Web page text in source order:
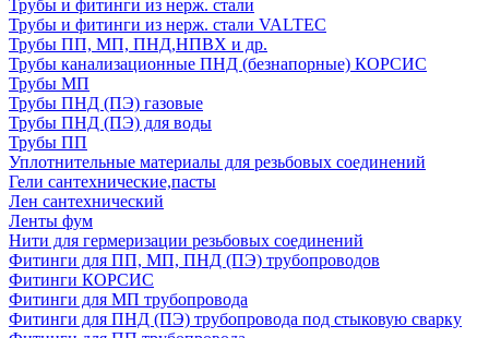
Трубы и фитинги из нерж. стали
Трубы и фитинги из нерж. стали VALTEC
Трубы ПП, МП, ПНД,НПВХ и др.
Трубы канализационные ПНД (безнапорные) КОРСИС
Трубы МП
Трубы ПНД (ПЭ) газовые
Трубы ПНД (ПЭ) для воды
Трубы ПП
Уплотнительные материалы для резьбовых соединений
Гели сантехнические,пасты
Лен сантехнический
Ленты фум
Нити для гермеризации резьбовых соединений
Фитинги для ПП, МП, ПНД (ПЭ) трубопроводов
Фитинги КОРСИС
Фитинги для МП трубопровода
Фитинги для ПНД (ПЭ) трубопровода под стыковую сварку